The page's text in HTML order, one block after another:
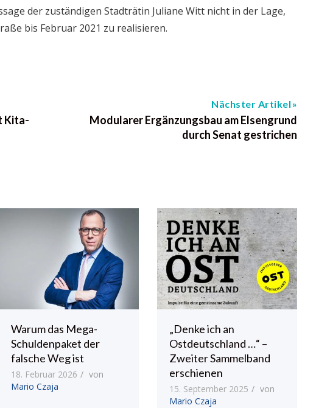
der zuständigen Stadträtin Juliane Witt nicht in der Lage,
bis Februar 2021 zu realisieren.
Kita-
Nächster Artikel
Modularer Ergänzungsbau am Elsengrund
durch Senat gestrichen
Warum das Mega-
Schuldenpaket der
falsche Weg ist
18. Februar 2026
von
Mario Czaja
„Denke ich an
Ostdeutschland …“ –
Zweiter Sammelband
erschienen
15. September 2025
von
Mario Czaja